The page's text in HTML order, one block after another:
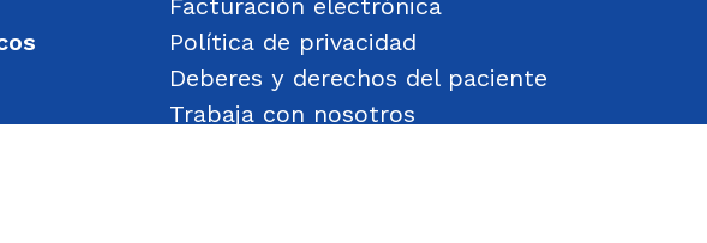
Política de privacidad
Deberes y derechos del paciente
Trabaja con nosotros